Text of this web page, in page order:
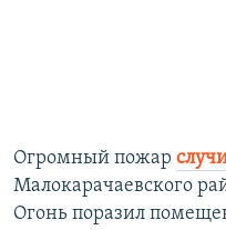
Огромный пожар
Малокарачаевского
Огонь поразил